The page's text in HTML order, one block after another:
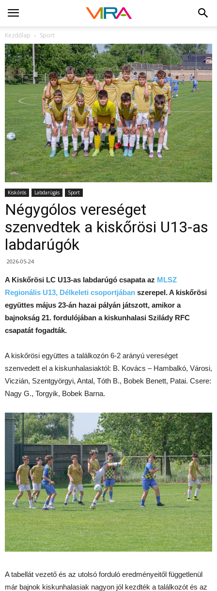
Kezdőlap Sport
Kiskőrös Labdarúgás Sport
Négygólos vereséget
szenvedtek a kiskőrösi U13-as
labdarúgók
2026-05-24
A Kiskőrösi LC U13-as labdarúgó csapata az MLSZ
Regionális U13, Délkeleti csoportjában szerepel. A kiskőrösi
együttes május 23-án hazai pályán játszott, amikor a
bajnokság 21. fordulójában a kiskunhalasi Szilády RFC
csapatát fogadták.
A kiskőrösi együttes a találkozón 6-2 arányú vereséget
szenvedett el a kiskunhalasiaktól: B. Kovács – Hambalkó, Városi,
Viczián, Szentgyörgyi, Antal, Tóth B., Bobek Benett, Patai. Csere:
Nagy G., Torgyik, Bobek Barna.
A tabellát vezető és az utolsó forduló eredményeitől függetlenül
már bajnok kiskunhalasiak nagyon jól kezdték a találkozót és az